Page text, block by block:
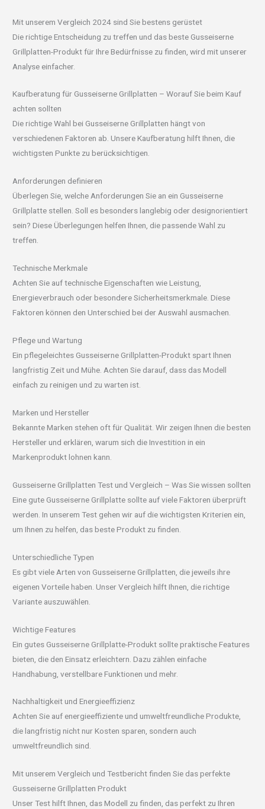
Mit unserem Vergleich 2024 sind Sie bestens gerüstet
Die richtige Entscheidung zu treffen und das beste Gusseiserne
Grillplatten-Produkt für Ihre Bedürfnisse zu finden, wird mit unserer
Analyse einfacher.
Kaufberatung für Gusseiserne Grillplatten – Worauf Sie beim Kauf
achten sollten
Die richtige Wahl bei Gusseiserne Grillplatten hängt von
verschiedenen Faktoren ab. Unsere Kaufberatung hilft Ihnen, die
wichtigsten Punkte zu berücksichtigen.
Anforderungen definieren
Überlegen Sie, welche Anforderungen Sie an ein Gusseiserne
Grillplatte stellen. Soll es besonders langlebig oder designorientiert
sein? Diese Überlegungen helfen Ihnen, die passende Wahl zu
treffen.
Technische Merkmale
Achten Sie auf technische Eigenschaften wie Leistung,
Energieverbrauch oder besondere Sicherheitsmerkmale. Diese
Faktoren können den Unterschied bei der Auswahl ausmachen.
Pflege und Wartung
Ein pflegeleichtes Gusseiserne Grillplatten-Produkt spart Ihnen
langfristig Zeit und Mühe. Achten Sie darauf, dass das Modell
einfach zu reinigen und zu warten ist.
Marken und Hersteller
Bekannte Marken stehen oft für Qualität. Wir zeigen Ihnen die besten
Hersteller und erklären, warum sich die Investition in ein
Markenprodukt lohnen kann.
Gusseiserne Grillplatten Test und Vergleich – Was Sie wissen sollten
Eine gute Gusseiserne Grillplatte sollte auf viele Faktoren überprüft
werden. In unserem Test gehen wir auf die wichtigsten Kriterien ein,
um Ihnen zu helfen, das beste Produkt zu finden.
Unterschiedliche Typen
Es gibt viele Arten von Gusseiserne Grillplatten, die jeweils ihre
eigenen Vorteile haben. Unser Vergleich hilft Ihnen, die richtige
Variante auszuwählen.
Wichtige Features
Ein gutes Gusseiserne Grillplatte-Produkt sollte praktische Features
bieten, die den Einsatz erleichtern. Dazu zählen einfache
Handhabung, verstellbare Funktionen und mehr.
Nachhaltigkeit und Energieeffizienz
Achten Sie auf energieeffiziente und umweltfreundliche Produkte,
die langfristig nicht nur Kosten sparen, sondern auch
umweltfreundlich sind.
Mit unserem Vergleich und Testbericht finden Sie das perfekte
Gusseiserne Grillplatten Produkt
Unser Test hilft Ihnen, das Modell zu finden, das perfekt zu Ihren